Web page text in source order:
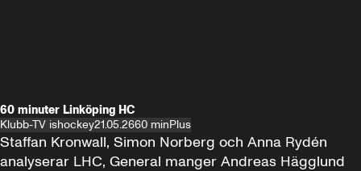
60 minuter Linköping HC
Klubb-TV ishockey21.05.2660 minPlus
Staffan Kronwall, Simon Norberg och Anna Rydén
analyserar LHC, General manger Andreas Hägglund